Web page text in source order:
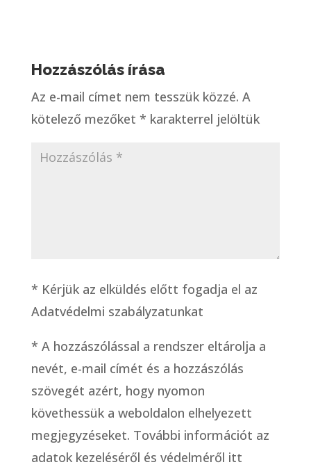
Hozzászólás írása
Az e-mail címet nem tesszük közzé. A
kötelező mezőket * karakterrel jelöltük
* Kérjük az elküldés előtt fogadja el az
Adatvédelmi szabályzatunkat
* A hozzászólással a rendszer eltárolja a
nevét, e-mail címét és a hozzászólás
szövegét azért, hogy nyomon
követhessük a weboldalon elhelyezett
megjegyzéseket. További információt az
adatok kezeléséről és védelméről itt